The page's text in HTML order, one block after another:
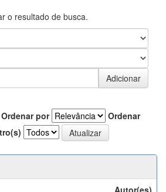
o resultado de busca.
Ordenar por
Ordenar
Autor(es)